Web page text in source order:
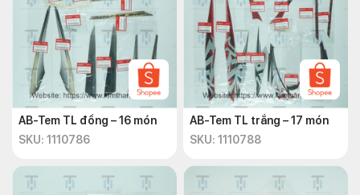
AB-Tem TL đồng – 16 món
SKU: 1110786
AB-Tem TL trắng – 17 món
SKU: 1110788